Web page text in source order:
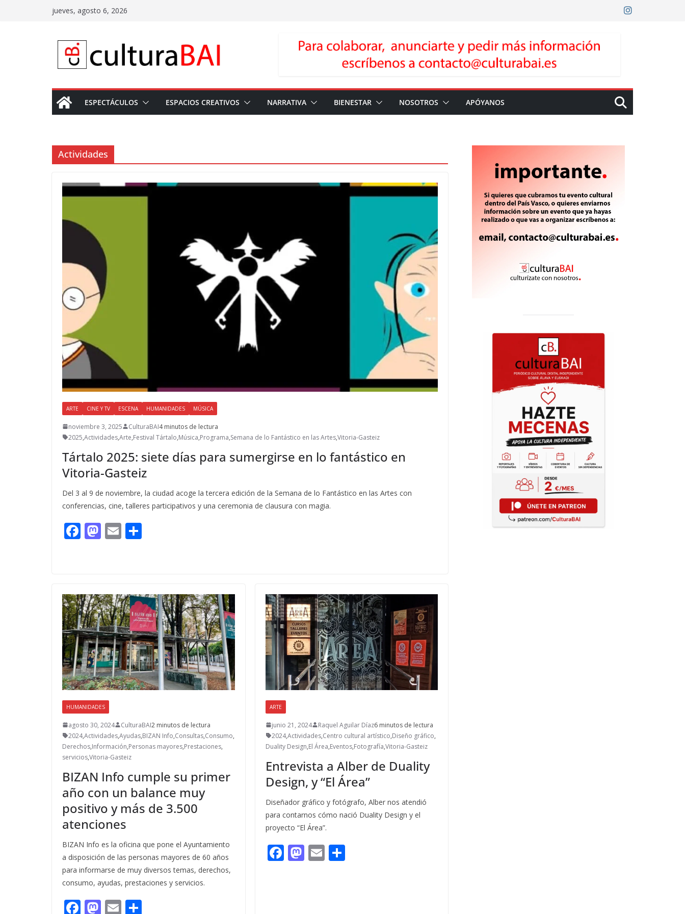
jueves, agosto 6, 2026
ESPECTÁCULOS ESPACIOS CREATIVOS NARRATIVA BIENESTAR NOSOTROS APÓYANOS
Actividades
ARTE CINE Y TV ESCENA HUMANIDADES MÚSICA
noviembre 3, 2025 CulturaBAI4 minutos de lectura
2025,Actividades,Arte,Festival Tártalo,Música,Programa,Semana de lo Fantástico en las Artes,Vitoria-Gasteiz
Tártalo 2025: siete días para sumergirse en lo fantástico en
Vitoria-Gasteiz
Del 3 al 9 de noviembre, la ciudad acoge la tercera edición de la Semana de lo Fantástico en las Artes con
conferencias, cine, talleres participativos y una ceremonia de clausura con magia.
F
o
o
k
M
o
n
E
ar
ti
r
HUMANIDADES
agosto 30, 2024 CulturaBAI2 minutos de lectura
2024,Actividades,Ayudas,BIZAN Info,Consultas,Consumo,
Derechos,Información,Personas mayores,Prestaciones,
servicios,Vitoria-Gasteiz
BIZAN Info cumple su primer
año con un balance muy
positivo y más de 3.500
atenciones
BIZAN Info es la oficina que pone el Ayuntamiento
a disposición de las personas mayores de 60 años
para informarse de muy diversos temas, derechos,
consumo, ayudas, prestaciones y servicios.
F M E
ARTE
junio 21, 2024 Raquel Aguilar Díaz6 minutos de lectura
2024,Actividades,Centro cultural artístico,Diseño gráfico,
Duality Design,El Área,Eventos,Fotografía,Vitoria-Gasteiz
Entrevista a Alber de Duality
Design, y “El Área”
Diseñador gráfico y fotógrafo, Alber nos atendió
para contarnos cómo nació Duality Design y el
proyecto “El Área”.
F M E C